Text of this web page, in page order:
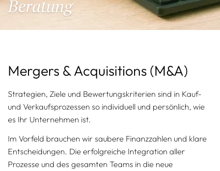
Beratung
Mergers & Acquisitions (M&A)
Strategien, Ziele und Bewertungskriterien sind in Kauf-
und Verkaufsprozessen so individuell und persönlich, wie
es Ihr Unternehmen ist.
Im Vorfeld brauchen wir saubere Finanzzahlen und klare
Entscheidungen. Die erfolgreiche Integration aller
Prozesse und des gesamten Teams in die neue